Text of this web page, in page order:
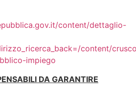
content/dettaglio-
content/
impiego
DA GARANTIRE